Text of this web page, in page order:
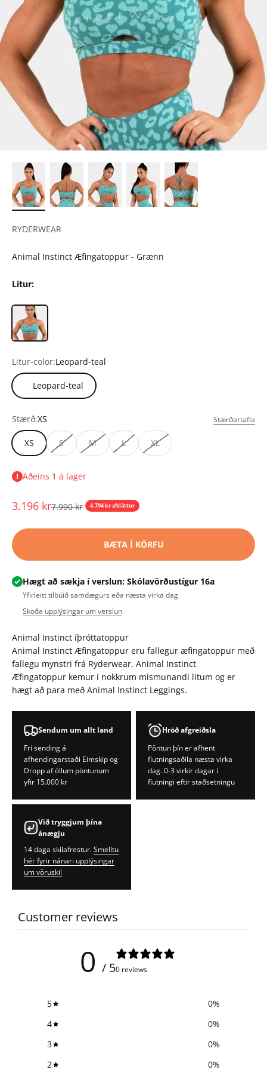
RYDERWEAR
Animal Instinct Æfingatoppur - Grænn
Litur:
Litur-color:Leopard-teal
Leopard-teal
Stærð:XS Stærðartafla
XS S M L XL
Aðeins 1 á lager
Tilboðsverð
3.196 krUpprunalegt verð
7.990 kr 4.794 kr afsláttur
BÆTA Í KÖRFU
Hægt að sækja í verslun: Skólavörðustígur 16a
Yfirleitt tilbúið samdægurs eða næsta virka dag
Skoða upplýsingar um verslun
Animal Instinct íþróttatoppur
Animal Instinct Æfingatoppur eru fallegur æfingatoppur með
fallegu mynstri frá Ryderwear. Animal Instinct
Æfingatoppur kemur í nokkrum mismunandi litum og er
hægt að para með Animal Instinct Leggings.
Sendum um allt land
Frí sending á
afhendingarstaði Eimskip og
Dropp af öllum pöntunum
yfir 15.000 kr
Hröð afgreiðsla
Pöntun þín er afhent
flutningsaðila næsta virka
dag. 0-3 virkir dagar í
flutningi eftir staðsetningu
Við tryggjum þína
ánægju
14 daga skilafrestur.Smelltu
hér fyrir nánari upplýsingar
um vöruskil
Customer reviews
0 / 50 reviews
5 0%
4
0%
3
0%
2
0%